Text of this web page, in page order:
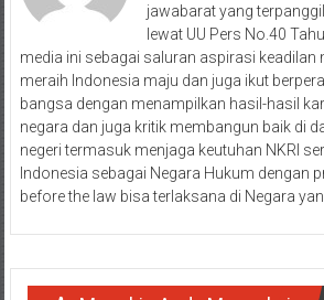
jawabarat yang
lewat UU Pers No.40
media ini sebagai saluran aspirasi keadilan
meraih Indonesia maju dan juga ikut
bangsa dengan menampilkan hasil-hasil
negara dan juga kritik membangun baik di
negeri termasuk menjaga keutuhan NKRI
Indonesia sebagai Negara Hukum dengan
before the law bisa terlaksana di Negara